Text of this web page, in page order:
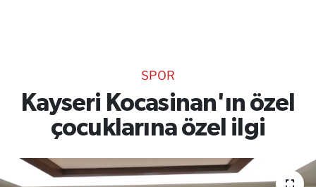
SPOR
Kayseri Kocasinan'ın özel
çocuklarına özel ilgi
RESMİ İLANLAR
Gencsesfm Canlı Dinle